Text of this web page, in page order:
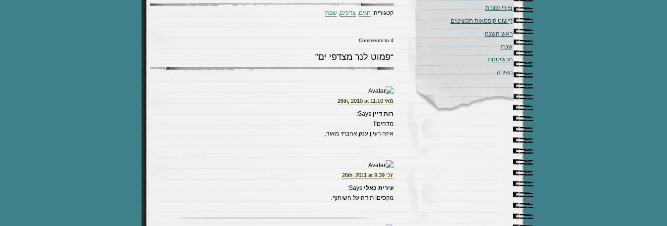
קטגוריה: חגים, צדפים, שבת
4 Comments to
“פמוט לנר מצדפי ים”
מאי 26th, 2010 at 11:10
רות דיין
מדהים!!
איזה רעיון ענק,אהבתי מאוד,
יולי 26th, 2011 at 9:39
עירית כאלי
מקסים! תודה על השיתוף.
ציורי זכוכית
קישוט קופסאות תכשיטים
ראש השנה
שבת
תכשיטנות
תפירה